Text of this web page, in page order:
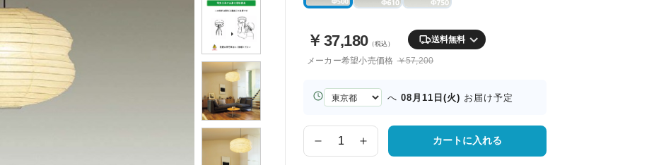
￥ 37,180（税込） 送料無料
メーカー希望小売価格 ￥57,200
お
届
へ 08月11日(火) お届け予定
数
量
カートに入れる